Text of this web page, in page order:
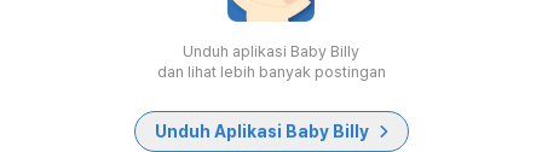
Unduh aplikasi Baby Billy
dan lihat lebih banyak postingan
Unduh Aplikasi Baby Billy